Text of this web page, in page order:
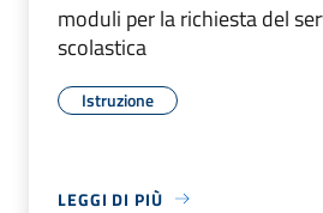
moduli per la richiesta del
scolastica
Istruzione
LEGGI DI PIÙ